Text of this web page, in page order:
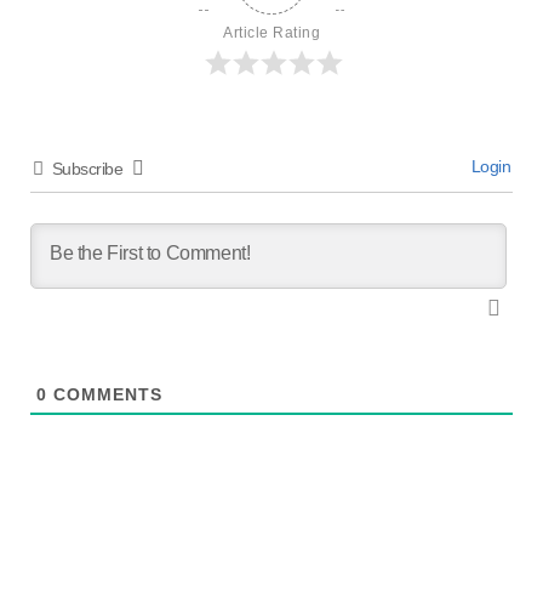
Article Rating
Subscribe Login
0 COMMENTS